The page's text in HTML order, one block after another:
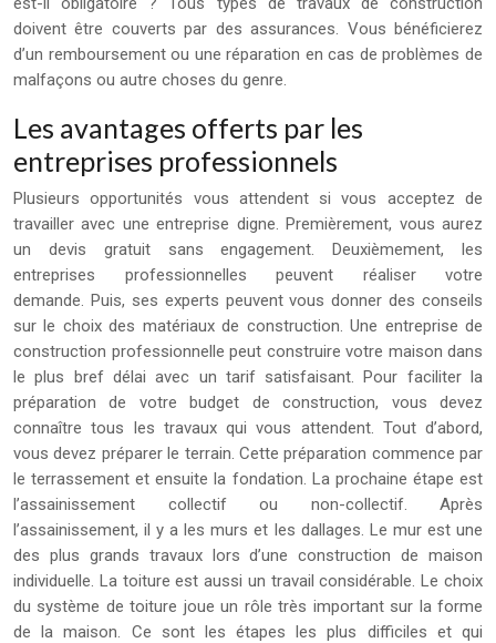
doivent être couverts par des assurances. Vous bénéficierez
d’un remboursement ou une réparation en cas de problèmes de
malfaçons ou autre choses du genre.
Les avantages offerts par les
entreprises professionnels
Plusieurs opportunités vous attendent si vous acceptez de
travailler avec une entreprise digne. Premièrement, vous aurez
un devis gratuit sans engagement. Deuxièmement, les
entreprises professionnelles peuvent réaliser votre
demande. Puis, ses experts peuvent vous donner des conseils
sur le choix des matériaux de construction. Une entreprise de
construction professionnelle peut construire votre maison dans
le plus bref délai avec un tarif satisfaisant. Pour faciliter la
préparation de votre budget de construction, vous devez
connaître tous les travaux qui vous attendent. Tout d’abord,
vous devez préparer le terrain. Cette préparation commence par
le terrassement et ensuite la fondation. La prochaine étape est
l’assainissement collectif ou non-collectif. Après
l’assainissement, il y a les murs et les dallages. Le mur est une
des plus grands travaux lors d’une construction de maison
individuelle. La toiture est aussi un travail considérable. Le choix
du système de toiture joue un rôle très important sur la forme
de la maison. Ce sont les étapes les plus difficiles et qui